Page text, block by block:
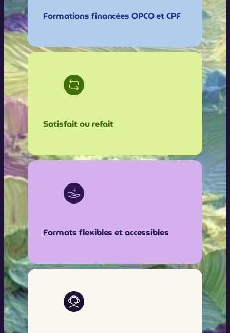
Formations financées OPCO et CPF
Satisfait ou refait
Formats flexibles et accessibles